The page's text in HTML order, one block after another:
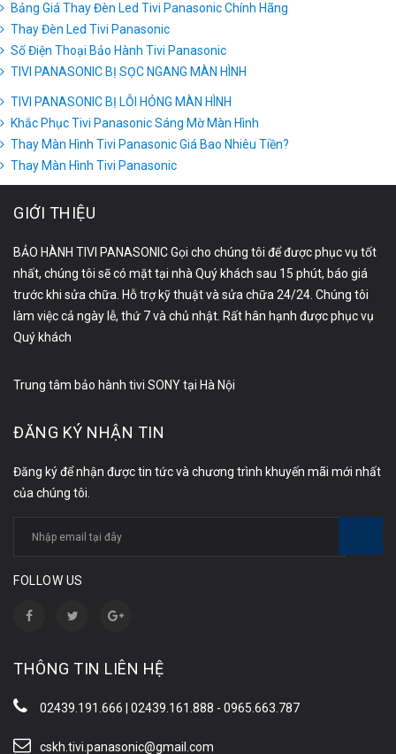
Bảng Giá Thay Đèn Led Tivi Panasonic Chính Hãng
Thay Đèn Led Tivi Panasonic
Số Điện Thoại Bảo Hành Tivi Panasonic
TIVI PANASONIC BỊ SỌC NGANG MÀN HÌNH
TIVI PANASONIC BỊ LỖI HỎNG MÀN HÌNH
Khắc Phục Tivi Panasonic Sáng Mờ Màn Hình
Thay Màn Hình Tivi Panasonic Giá Bao Nhiêu Tiền?
Thay Màn Hình Tivi Panasonic
GIỚI THIỆU
BẢO HÀNH TIVI PANASONIC Gọi cho chúng tôi để được phục vụ tốt
nhất, chúng tôi sẽ có mặt tại nhà Quý khách sau 15 phút, báo giá
trước khi sửa chữa. Hỗ trợ kỹ thuật và sửa chữa 24/24. Chúng tôi
làm việc cả ngày lễ, thứ 7 và chủ nhật. Rất hân hạnh được phục vụ
Quý khách
Trung tâm bảo hành tivi SONY tại Hà Nội
ĐĂNG KÝ NHẬN TIN
Đăng ký để nhận được tin tức và chương trình khuyến mãi mới nhất
của chúng tôi.
FOLLOW US
THÔNG TIN LIÊN HỆ
02439.191.666 | 02439.161.888 - 0965.663.787
cskh.tivi.panasonic@gmail.com